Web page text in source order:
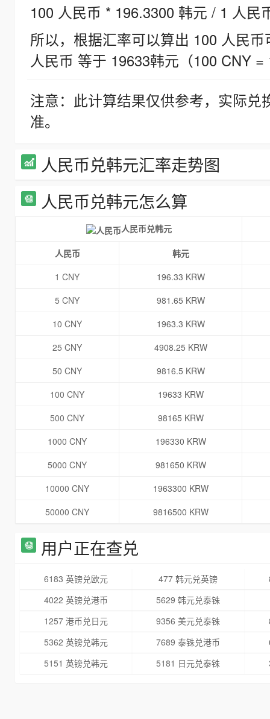
100 人民币 * 196.3300 韩元 / 1 人民
所以，根据汇率可以算出 100 人民
人民币 等于 19633韩元（100 CNY =
注意：此计算结果仅供参考，实际
准。
人民币兑韩元汇率走势图
人民币兑韩元怎么算
人民币兑韩元
人民币
韩元
1 CNY
196.33 KRW
5 CNY
981.65 KRW
10 CNY
1963.3 KRW
25 CNY
4908.25 KRW
50 CNY
9816.5 KRW
100 CNY
19633 KRW
500 CNY
98165 KRW
1000 CNY
196330 KRW
5000 CNY
981650 KRW
10000 CNY
1963300 KRW
50000 CNY
9816500 KRW
用户正在查兑
6183 英镑兑欧元 477 韩元兑英镑
4022 英镑兑港币
5629 韩元兑泰铢
1257 港币兑日元
9356 美元兑泰铢
5362 英镑兑韩元
7689 泰铢兑港币
5151 英镑兑韩元
5181 日元兑泰铢